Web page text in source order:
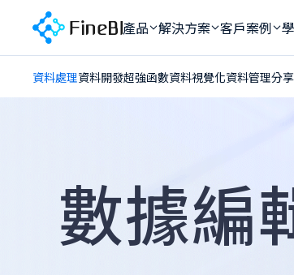
產品
資料視覺化
資料管理
分享協作
解決方案
半導體業
智
客戶案例
資料處理資料開發超強函數資料視覺化資料管理分
數據編